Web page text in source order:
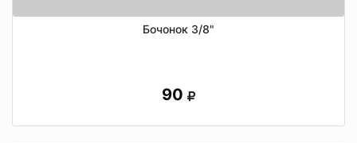
Бочонок 3/8"
90